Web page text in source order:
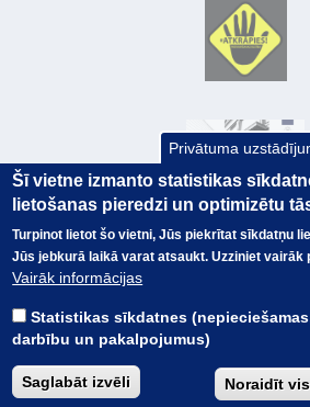
© Valsts kase 2017
Visas tiesības
EK
Privātuma
Šī vietne izmanto statistikas
lietošanas pieredzi un optimizētu
Turpinot lietot šo vietni, Jūs piekrītat sīkdatņu
Jūs jebkurā laikā varat atsaukt. Uzziniet vairāk
Vairāk informācijas
Statistikas sīkdatnes
darbību un pakalpojumus)
Saglabāt izvēli Noraidīt